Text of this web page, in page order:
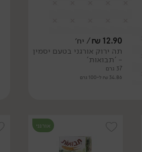
12.90
₪/ יח׳
תה ירוק אורגני בטעם יסמין
- 'תבואות'
37 גרם
34.86 ₪ ל-100 גרם
אורגני